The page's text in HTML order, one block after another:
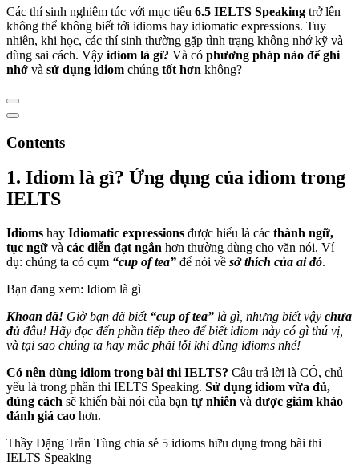
Các thí sinh nghiêm túc với mục tiêu 6.5 IELTS Speaking trở lên
không thể không biết tới idioms hay idiomatic expressions. Tuy
nhiên, khi học, các thí sinh thường gặp tình trạng không nhớ kỹ và
dùng sai cách. Vậy idiom là gì? Và có phương pháp nào để ghi
nhớ và sử dụng idiom chúng tốt hơn không?
Contents
1. Idiom là gì? Ứng dụng của idiom trong
IELTS
Idioms hay Idiomatic expressions được hiểu là các thành ngữ,
tục ngữ và các diễn đạt ngắn hơn thường dùng cho văn nói. Ví
dụ: chúng ta có cụm “cup of tea” để nói về sở thích của ai đó.
Bạn đang xem: Idiom là gì
Khoan đã! Giờ bạn đã biết “cup of tea” là gì, nhưng biết vậy chưa
đủ đâu! Hãy đọc đến phần tiếp theo để biết idiom này có gì thú vị,
và tại sao chúng ta hay mắc phải lỗi khi dùng idioms nhé!
Có nên dùng idiom trong bài thi IELTS? Câu trả lời là CÓ, chủ
yếu là trong phần thi IELTS Speaking. Sử dụng idiom vừa đủ,
đúng cách sẽ khiến bài nói của bạn tự nhiên và được giám khảo
đánh giá cao hơn.
Thầy Đặng Trần Tùng chia sẻ 5 idioms hữu dụng trong bài thi
IELTS Speaking